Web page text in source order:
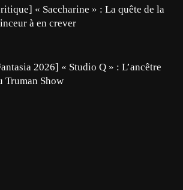
« Saccharine » : La quête de la
à en crever
2026] « Studio Q » : L’ancêtre
Truman Show